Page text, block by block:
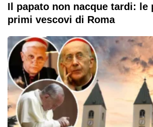
Il papato non nacque tardi: le
primi vescovi di Roma